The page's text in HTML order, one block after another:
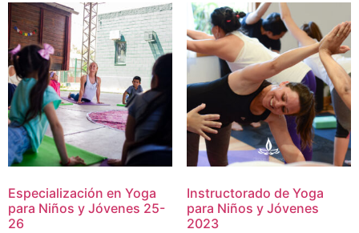
Especialización en Yoga
para Niños y Jóvenes 25-
26
Instructorado de Yoga
para Niños y Jóvenes
2023